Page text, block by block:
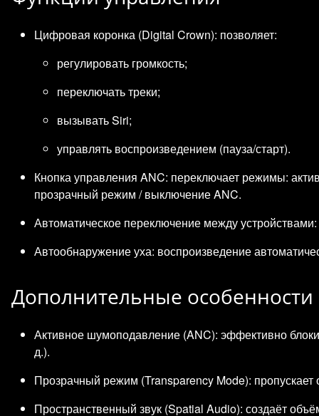
Цифровая коронка (Digital Crown): позволяет:
регулировать громкость;
переключать треки;
вызывать Siri;
управлять воспроизведением (пауза/старт).
Кнопка управления ANC: переключает режимы:
прозрачный режим / выключение ANC.
Автоматическое переключение между
Автообнаружение уха: воспроизведение
Дополнительные особенности
Активное шумоподавление (ANC): эффективно
д.).
Прозрачный режим (Transparency Mode):
Пространственный звук (Spatial Audio): создаёт